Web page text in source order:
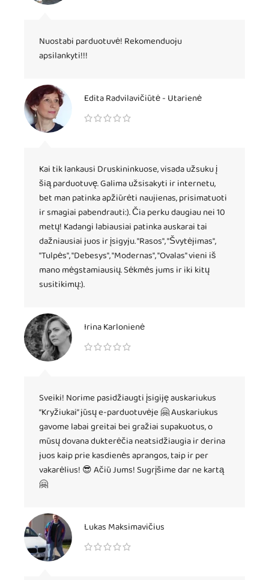
Nuostabi parduotuvė! Rekomenduoju
apsilankyti!!!
Edita Radvilavičiūtė - Utarienė
Kai tik lankausi Druskininkuose, visada užsuku į
šią parduotuvę. Galima užsisakyti ir internetu,
bet man patinka apžiūrėti naujienas, prisimatuoti
ir smagiai pabendrauti:). Čia perku daugiau nei 10
metų! Kadangi labiausiai patinka auskarai tai
dažniausiai juos ir įsigyju. "Rasos", "Švytėjimas",
"Tulpės", "Debesys", "Modernas", "Ovalas" vieni iš
mano mėgstamiausių. Sėkmės jums ir iki kitų
susitikimų:).
Irina Karlonienė
Sveiki! Norime pasidžiaugti įsigiję auskariukus
“Kryžiukai” jūsų e-parduotuvėje 🤗 Auskariukus
gavome labai greitai bei gražiai supakuotus, o
mūsų dovana dukterėčia neatsidžiaugia ir derina
juos kaip prie kasdienės aprangos, taip ir per
vakarėlius! 😎 Ačiū Jums! Sugrįšime dar ne kartą
🤗
Lukas Maksimavičius